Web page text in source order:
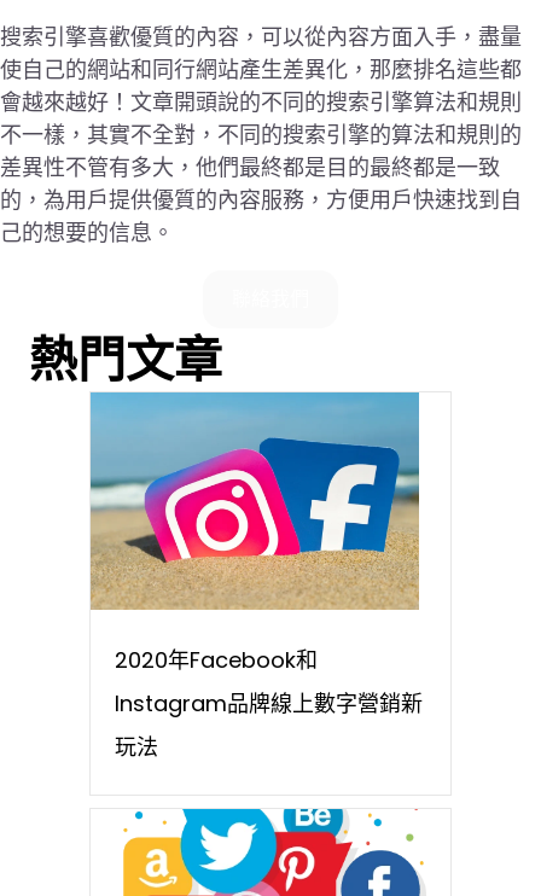
搜索引擎喜歡優質的內容，可以從內容方面入手，盡量
使自己的網站和同行網站產生差異化，那麼排名這些都
會越來越好！文章開頭說的不同的搜索引擎算法和規則
不一樣，其實不全對，不同的搜索引擎的算法和規則的
差異性不管有多大，他們最終都是目的最終都是一致
的，為用戶提供優質的內容服務，方便用戶快速找到自
己的想要的信息。
熱門文章
2020年Facebook和
Instagram品牌線上數字營銷新
玩法